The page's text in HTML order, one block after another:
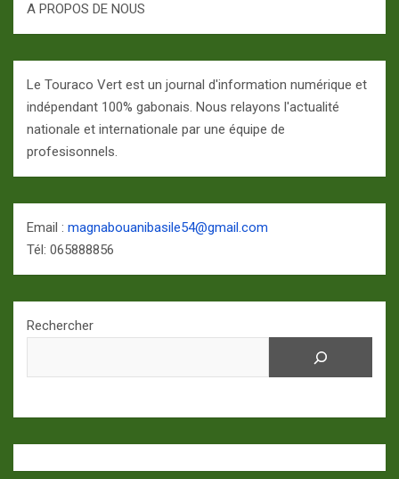
A PROPOS DE NOUS
Le Touraco Vert est un journal d'information numérique et
indépendant 100% gabonais. Nous relayons l'actualité
nationale et internationale par une équipe de
profesisonnels.
Email : magnabouanibasile54@gmail.com
Tél: 065888856
Rechercher